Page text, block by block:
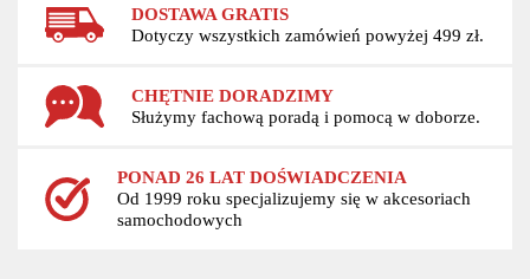
DOSTAWA GRATIS
Dotyczy wszystkich zamówień powyżej 499 zł.
CHĘTNIE DORADZIMY
Służymy fachową poradą i pomocą w doborze.
PONAD 26 LAT DOŚWIADCZENIA
Od 1999 roku specjalizujemy się w akcesoriach
samochodowych